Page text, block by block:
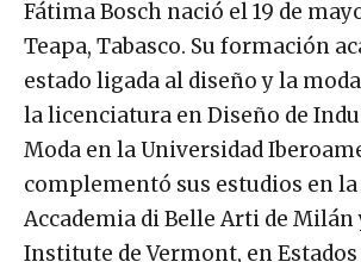
Teapa, Tabasco. Su formación
estado ligada al diseño y la
la licenciatura en Diseño de
Moda en la Universidad
complementó sus estudios en la
Accademia di Belle Arti de Milán
Institute de Vermont, en Estados